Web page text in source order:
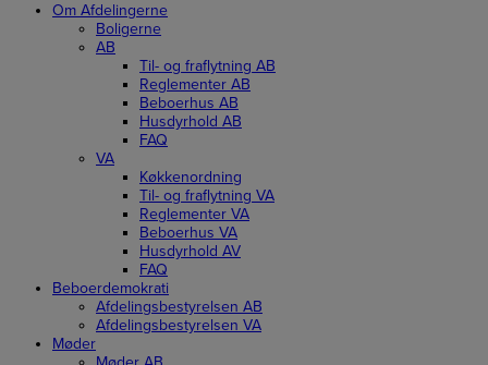
Om Afdelingerne
Boligerne
AB
Til- og fraflytning AB
Reglementer AB
Beboerhus AB
Husdyrhold AB
FAQ
VA
Køkkenordning
Til- og fraflytning VA
Reglementer VA
Beboerhus VA
Husdyrhold AV
FAQ
Beboerdemokrati
Afdelingsbestyrelsen AB
Afdelingsbestyrelsen VA
Møder